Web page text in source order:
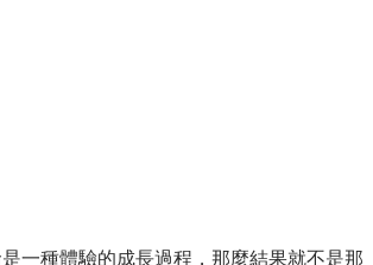
一種體驗的成長過程，那麼結果就不是那